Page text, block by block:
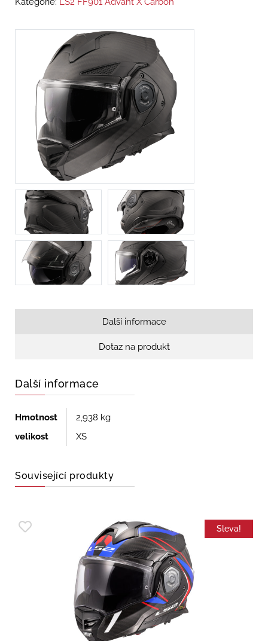
Další informace
Dotaz na produkt
Další informace
Hmotnost
2,938 kg
velikost
XS
Související produkty
Sleva!